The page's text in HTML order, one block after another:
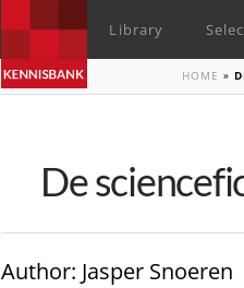
Library
HOME »
De
Author: Jasper Snoeren